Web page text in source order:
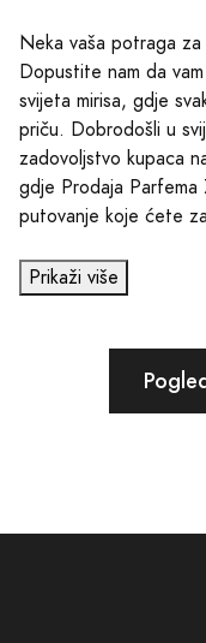
Neka vaša potraga
Dopustite nam da
svijeta mirisa, gdje
priču. Dobrodošli u
zadovoljstvo kupaca
gdje Prodaja Parfema
putovanje koje ćete
Prikaži više